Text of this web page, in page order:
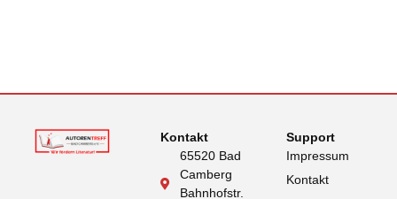
Kontakt
65520 Bad
Camberg
Bahnhofstr.
Support
Impressum
Kontakt